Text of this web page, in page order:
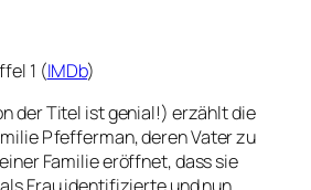
1 (IMDb)
der Titel ist genial!) erzählt die
Pfefferman, deren Vater zu
Familie eröffnet, dass sie